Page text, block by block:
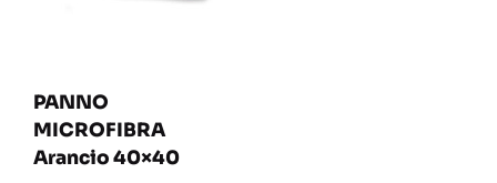
PANNO
MICROFIBRA
Arancio 40×40